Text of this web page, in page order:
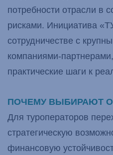
потребности отрасли в
рисками. Инициатива
сотрудничестве с
компаниями-
практические шаги к
ПОЧЕМУ ВЫБИРАЮТ
Для туроператоров
стратегическую
финансовую